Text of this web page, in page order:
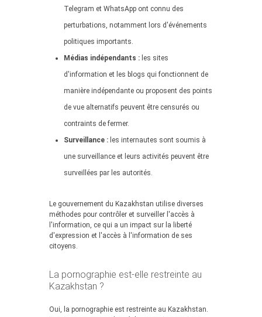
Telegram et WhatsApp ont connu des
perturbations, notamment lors d'événements
politiques importants.
Médias indépendants : les sites
d'information et les blogs qui fonctionnent de
manière indépendante ou proposent des points
de vue alternatifs peuvent être censurés ou
contraints de fermer.
Surveillance : les internautes sont soumis à
une surveillance et leurs activités peuvent être
surveillées par les autorités.
Le gouvernement du Kazakhstan utilise diverses
méthodes pour contrôler et surveiller l'accès à
l'information, ce qui a un impact sur la liberté
d'expression et l'accès à l'information de ses
citoyens.
La pornographie est-elle restreinte au
Kazakhstan ?
Oui, la pornographie est restreinte au Kazakhstan.